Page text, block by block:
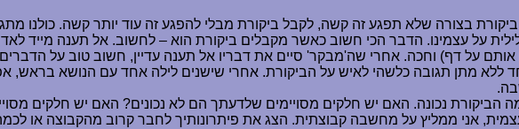
בצורה שלא תפגע זה קשה, לקבל ביקורת מבלי להפגע זה עוד יותר קשה. כולנו
על עצמינו. הדבר הכי חשוב כאשר מקבלים ביקורת הוא – לחשוב. אל תענה מייד
על דף) וחכה. אחרי שה'מבקר' סיים את דבריו אל תענה עדיין, חשוב טוב על
ללא מתן תגובה כלשהי לאיש על הביקורת. אחרי שישנים לילה אחד עם הנושא בראש,
נכונה. האם יש חלקים מסויימים שלדעתך הם לא נכונים? האם יש חלקים
אני ממליץ על מחשבה קבוצתית. הצג את פיתרונותיך לחבר קרוב מהקבוצה או לכמה